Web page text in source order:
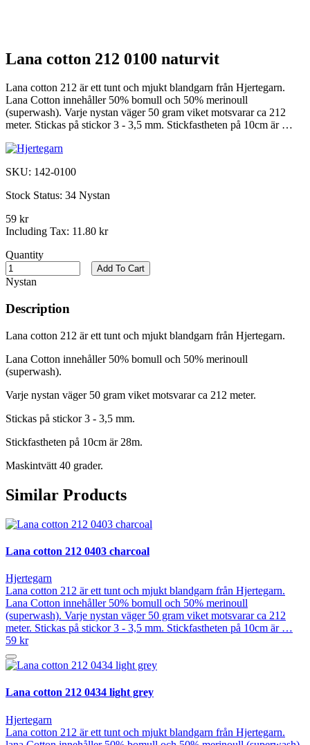
Lana cotton 212 0100 naturvit
Lana cotton 212 är ett tunt och mjukt blandgarn från Hjertegarn.
Lana Cotton innehåller 50% bomull och 50% merinoull
(superwash). Varje nystan väger 50 gram viket motsvarar ca 212
meter. Stickas på stickor 3 - 3,5 mm. Stickfastheten på 10cm är …
SKU: 142-0100
Stock Status: 34 Nystan
59 kr
Including Tax: 11.80 kr
Quantity
Nystan
Add To Cart
Description
Lana cotton 212 är ett tunt och mjukt blandgarn från Hjertegarn.
Lana Cotton innehåller 50% bomull och 50% merinoull
(superwash).
Varje nystan väger 50 gram viket motsvarar ca 212 meter.
Stickas på stickor 3 - 3,5 mm.
Stickfastheten på 10cm är 28m.
Maskintvätt 40 grader.
Similar Products
Lana cotton 212 0403 charcoal
Hjertegarn
Lana cotton 212 är ett tunt och mjukt blandgarn från Hjertegarn.
Lana Cotton innehåller 50% bomull och 50% merinoull
(superwash). Varje nystan väger 50 gram viket motsvarar ca 212
meter. Stickas på stickor 3 - 3,5 mm. Stickfastheten på 10cm är …
59 kr
Lana cotton 212 0434 light grey
Hjertegarn
Lana cotton 212 är ett tunt och mjukt blandgarn från Hjertegarn.